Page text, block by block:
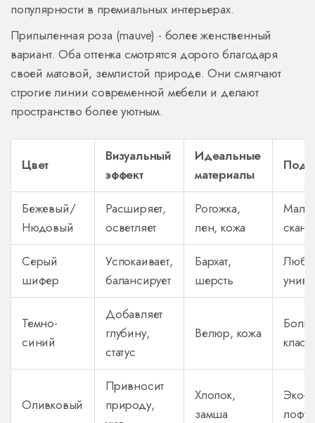
популярности в премиальных интерьерах.
Припыленная роза (mauve) - более женственный
вариант. Оба оттенка смотрятся дорого благодаря
своей матовой, землистой природе. Они смягчают
строгие линии современной мебели и делают
пространство более уютным.
Цвет
Визуальный
эффект
Идеальные
материалы
Бежевый/
Нюдовый
Расширяет,
осветляет
Рогожка,
лен, кожа
Серый
шифер
Успокаивает,
балансирует
Бархат,
шерсть
Темно-
синий
Добавляет
глубину,
статус
Велюр, кожа
Оливковый
Привносит
природу,
Хлопок,
замша
Эко-
лофта